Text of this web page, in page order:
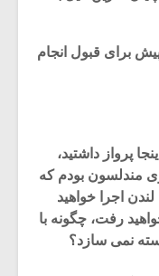
برای قبول انجام
پرواز داشتید،
مندلسون بودم که
اجرا خواهید
رفت، چگونه با
نمی سازد؟
موریس ژار